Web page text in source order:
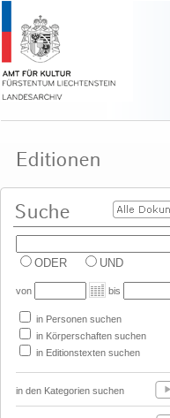
ODER UND
von bis
in Personen suchen
in Körperschaften suchen
in Editionstexten suchen
in den Kategorien suchen